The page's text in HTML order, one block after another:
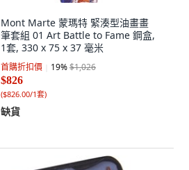
Mont Marte 蒙瑪特 緊湊型油畫畫
筆套組 01 Art Battle to Fame 鋼盒,
1套, 330 x 75 x 37 毫米
首購折扣價 19%$1,026
$826
($826.00/1套)
缺貨